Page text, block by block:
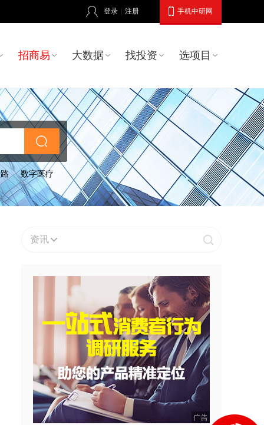
登录 注册 手机中研网
招商易 大数据 找投资 选项目
数字医疗
资讯